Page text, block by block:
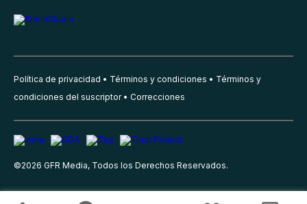
Política de privacidad Términos y condiciones
Términos y
condiciones del suscriptor
Correcciones
©2026 GFR Media, Todos los Derechos Reservados.